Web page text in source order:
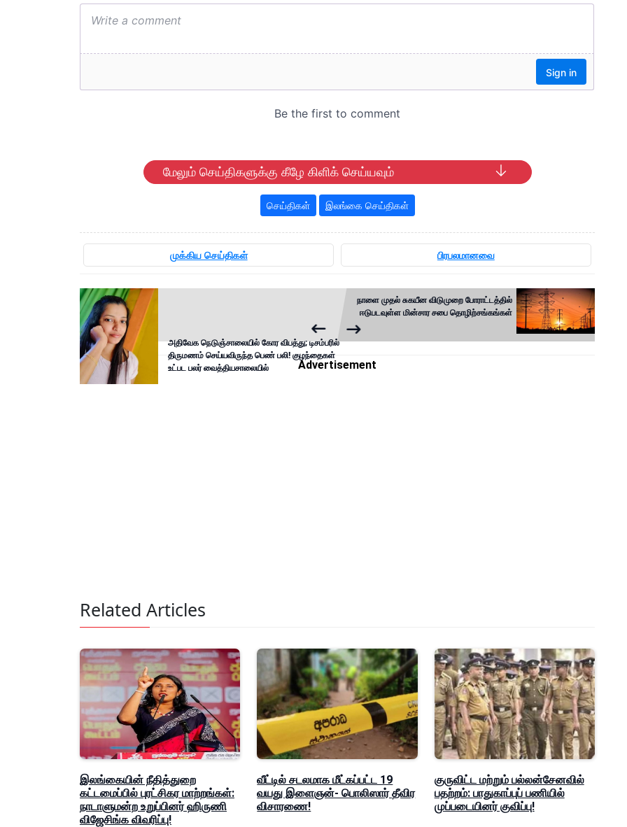
மேலும் செய்திகளுக்கு கீழே கிளிக் செய்யவும்
செய்திகள் இலங்கை செய்திகள்
முக்கிய செய்திகள் பிரபலமானவை
அதிவேக நெடுஞ்சாலையில் கோர விபத்து; டிசம்பரில்
திருமணம் செய்யவிருந்த பெண் பலி! குழந்தைகள்
உட்பட பலர் வைத்தியசாலையில்
நாளை முதல் சுகயீன விடுமுறை போராட்டத்தில்
ஈடுபடவுள்ள மின்சார சபை தொழிற்சங்கங்கள்
Advertisement
Related Articles
இலங்கையின் நீதித்துறை
கட்டமைப்பில் புரட்சிகர மாற்றங்கள்:
நாடாளுமன்ற உறுப்பினர் ஹிருணி
விஜேசிங்க விவரிப்பு!
வீட்டில் சடலமாக மீட்கப்பட்ட 19
வயது இளைஞன்- பொலிஸார் தீவிர
விசாரணை!
குருவிட்ட மற்றும் பல்லன்சேனவில்
பதற்றம்: பாதுகாப்புப் பணியில்
முப்படையினர் குவிப்பு!